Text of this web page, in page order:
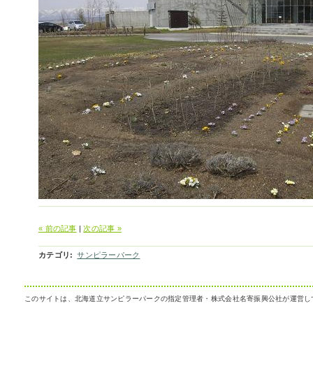
« 前の記事 |次の記事 »
カテゴリ : サンピラーパーク
このサイトは、北海道立サンピラーパークの指定管理者・株式会社名寄振興公社が運営